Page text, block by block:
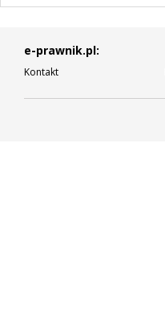
e-prawnik.pl:
Kontakt